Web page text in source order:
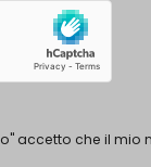
accetto che il mio